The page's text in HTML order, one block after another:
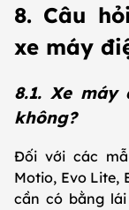
8. Câu
xe máy
8.1. Xe máy
không?
Đối với các
Motio, Evo Lite,
cần có bằng